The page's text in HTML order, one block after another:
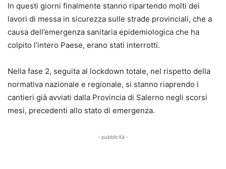
In questi giorni finalmente stanno ripartendo molti dei
lavori di messa in sicurezza sulle strade provinciali, che a
causa dell’emergenza sanitaria epidemiologica che ha
colpito l’intero Paese, erano stati interrotti.
Nella fase 2, seguita al lockdown totale, nel rispetto della
normativa nazionale e regionale, si stanno riaprendo i
cantieri già avviati dalla Provincia di Salerno negli scorsi
mesi, precedenti allo stato di emergenza.
- pubblicità -